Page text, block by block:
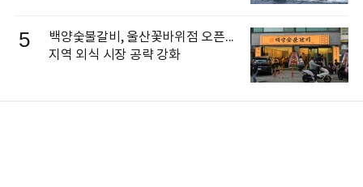
5
백양숯불갈비, 울산꽃바위점 오픈...
지역 외식 시장 공략 강화